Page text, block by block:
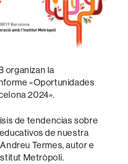
organizan la
«Oportunidades
2024».
de tendencias sobre
de nuestra
Termes, autor e
Metròpoli.